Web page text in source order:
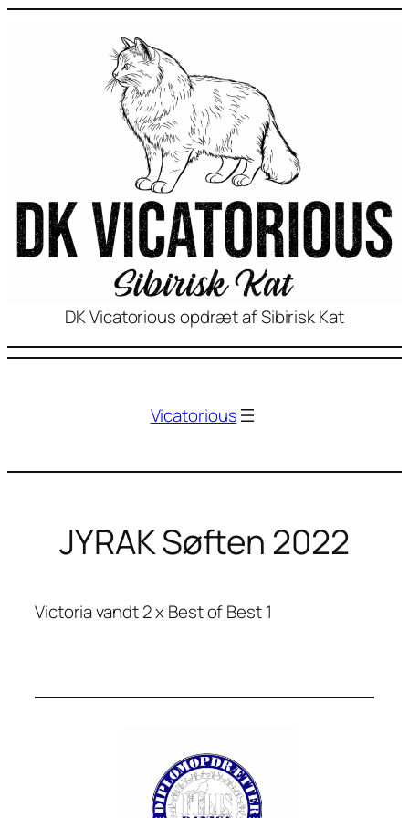
DK Vicatorious opdræt af Sibirisk Kat
Vicatorious
JYRAK Søften 2022
Victoria vandt 2 x Best of Best 1